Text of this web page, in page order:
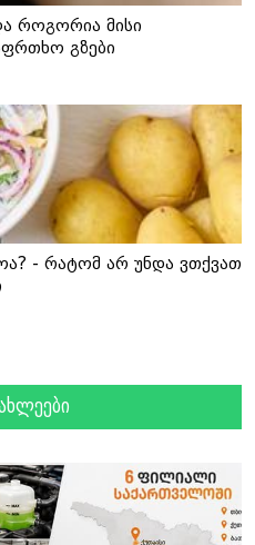
როგორია მისი
გზები
- რატომ არ უნდა ვთქვათ